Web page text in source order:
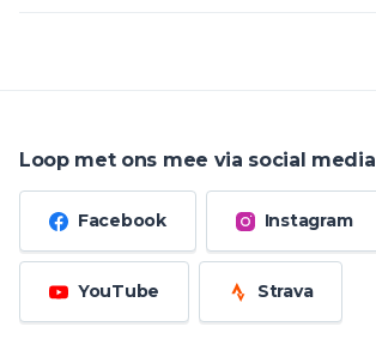
Loop met ons mee via social media
Facebook Instagram
YouTube Strava